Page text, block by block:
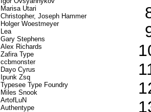
Marisa Utari
Christopher, Joseph Hammer
Holger Woestmeyer
Lea
Gary Stephens
Alex Richards
Zafira Type
ccbmonster
Dayo Cyrus
Ipunk Zsq
Typesee Type Foundry
Miles Snook
ArtofLuN
Authentype